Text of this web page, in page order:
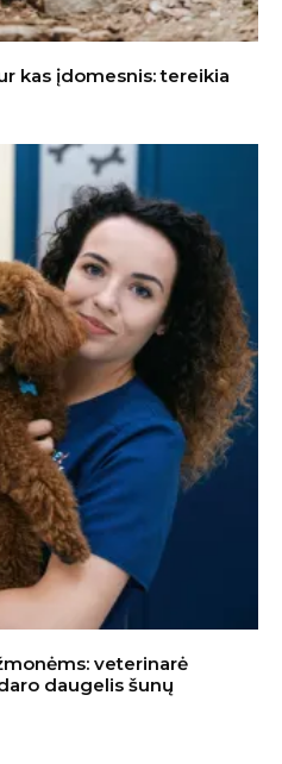
kas įdomesnis: tereikia
veterinarė
daugelis šunų